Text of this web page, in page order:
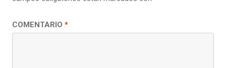
COMENTARIO *